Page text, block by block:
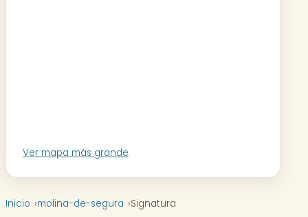
Ver mapa más grande
Inicio molina-de-segura Signatura